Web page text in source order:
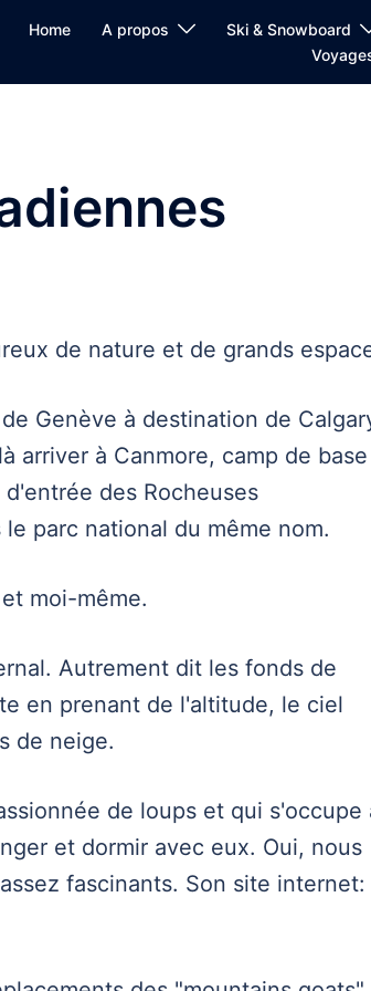
Home A propos
Ski & Snowboard
de nature et de grands
Genève à destination de
arriver à Canmore, camp de base
des Rocheuses
parc national du même nom.
moi-même.
Autrement dit les fonds de
en prenant de l'altitude, le ciel
de neige.
de loups et qui s'occupe
et dormir avec eux. Oui, nous
fascinants. Son site internet: